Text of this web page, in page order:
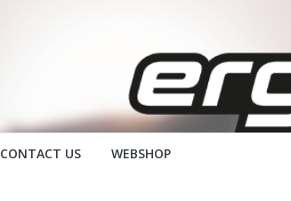
CONTACT US WEBSHOP